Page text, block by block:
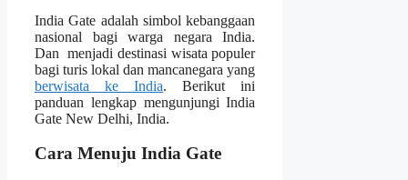
India Gate adalah simbol kebanggaan
nasional bagi warga negara India.
Dan menjadi destinasi wisata populer
bagi turis lokal dan mancanegara yang
berwisata ke India. Berikut ini
panduan lengkap mengunjungi India
Gate New Delhi, India.
Cara Menuju India Gate